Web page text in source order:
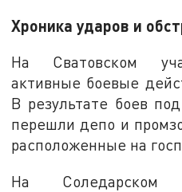
Хроника ударов и
На Сватовском
активные боевые
В результате боев
перешли депо и
расположенные на
На Соледарском